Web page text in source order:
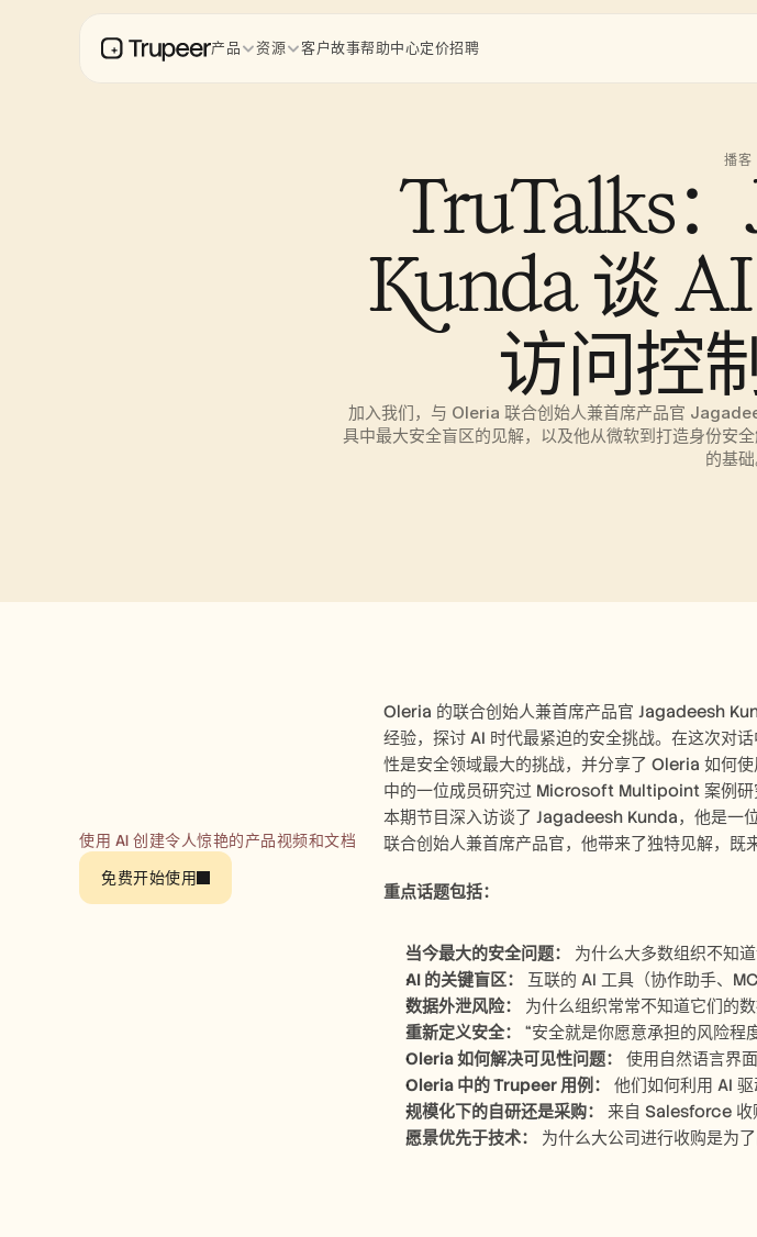
播客
TruTalks
Kunda 谈
访问控
加入我们，与 Oleria 联合创始人兼首席产品官
具中最大安全盲区的见解，以及他从微软到打造身份安
的基础
使用 AI 创建令人惊艳的产品视频和文档
免费开始使用
Oleria 的联合创始人兼首席产品官 Jagadeesh
经验，探讨 AI 时代最紧迫的安全挑战。在这次对
性是安全领域最大的挑战，并分享了 Oleria 如何
中的一位成员研究过 Microsoft Multipoint 案例研
本期节目深入访谈了 Jagadeesh Kunda，他是一
联合创始人兼首席产品官，他带来了独特见解，既
重点话题包括：
当今最大的安全问题：
为什么大多数组织不知
AI 的关键盲区：
互联的 AI 工具（协作助手、
数据外泄风险：
为什么组织常常不知道它们的
重新定义安全：
“安全就是你愿意承担的风险
Oleria 如何解决可见性问题：
使用自然语言界
Oleria 中的 Trupeer 用例：
他们如何利用 AI
规模化下的自研还是采购：
来自 Salesforce 收
愿景优先于技术：
为什么大公司进行收购是为
产品 资源 客户故事帮助中心定价招聘